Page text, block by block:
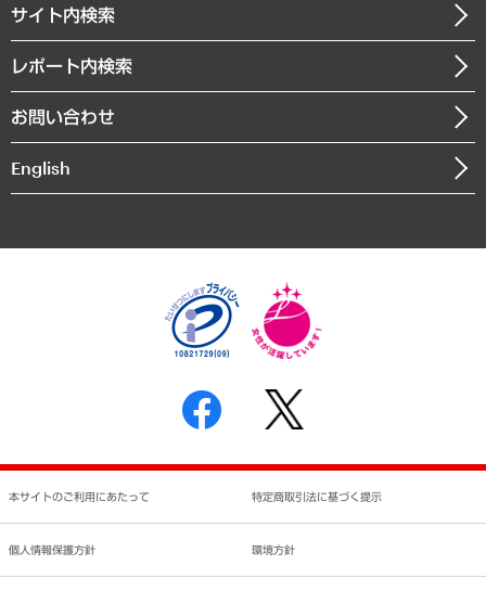
まちづくり・観光・交通・スポーツ・スマートシティ
自然資源・農林水産業・食料システム
メディア掲載・出演
沿革
組織図・本部部室紹介
インドネシア現地法人
個人情報保護方針
反社会的勢力に対する基本方針
書面による個人情報の開示等の請求の手続きについて
サイト内検索
レポート内検索
お問い合わせ
English
本サイトのご利用にあたって 特定商取引法に基づく提示
個人情報保護方針 環境方針